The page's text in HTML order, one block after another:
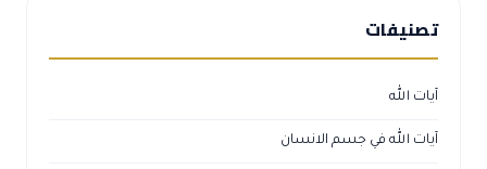
تصنيفات
آيات الله
آيات الله في جسم الانسان